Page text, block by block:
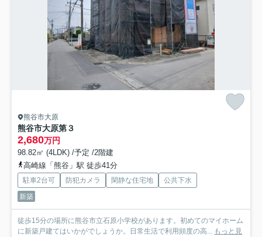
熊谷市大原
熊谷市大原第３
2,680万円
98.82㎡ (4LDK) /予定 /2階建
高崎線「熊谷」駅 徒歩41分
駐車2台可 防犯カメラ 閑静な住宅地
公共下水
新築
徒歩15分の場所に熊谷市立石原小学校があります。初めてのマイホーム
に新築戸建てはいかがでしょうか。日常生活で利用頻度の高... もっと見